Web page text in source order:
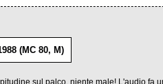
(MC 80, M)
sul palco, niente male! L'audio fa